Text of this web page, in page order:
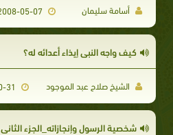
أسامة سليمان
كيف واجه النبي إيذاء أعدائه له؟
الشيخ صلاح عبد الموجود
شخصية الرسول وإنجازاته_الجزء الثاني